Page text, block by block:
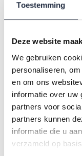
Toestemming
Deze website
We gebruiken
personaliseren,
en om ons
informatie over uw
partners voor
partners kunnen
informatie die u
verzameld op
Ook de
huishoudelijke hulp
2020 naar 243.000
verpleging en
Verder
Actiz heeft SiRM